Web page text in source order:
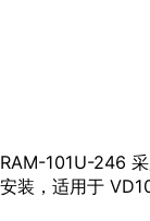
RAM-101U-246
安装，适用于